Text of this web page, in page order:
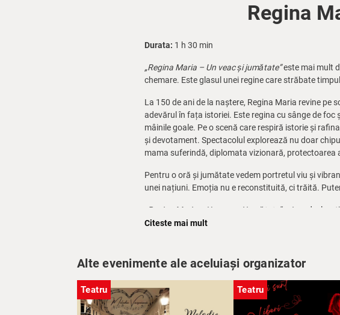
Regina
Durata: 1 h 30 min
„Regina Maria – Un veac și jumătate”este mai mult
chemare. Este glasul unei regine care străbate
La 150 de ani de la naștere, Regina Maria revine pe
adevărul în fața istoriei. Este regina cu sânge de
mâinile goale. Pe o scenă care respiră istorie și
și devotament. Spectacolul explorează nu doar
mama suferindă, diplomata vizionară, protectoarea
Pentru o oră și jumătate vedem portretul viu și
unei națiuni. Emoția nu e reconstituită, ci trăită.
„Regina Maria – Un veac și jumătate”este o
Citeste mai mult
Alte evenimente ale aceluiași organizator
Teatru Teatru